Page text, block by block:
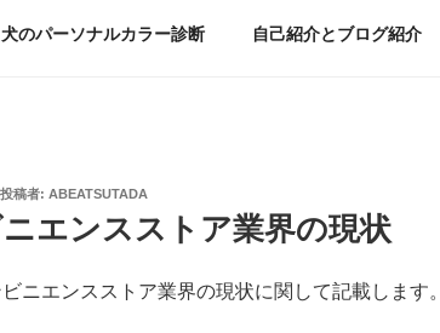
犬のパーソナルカラー診断 自己紹介とブログ紹介
投稿者: ABEATSUTADA
エンスストア業界の現状
ニエンスストア業界の現状に関して記載します。